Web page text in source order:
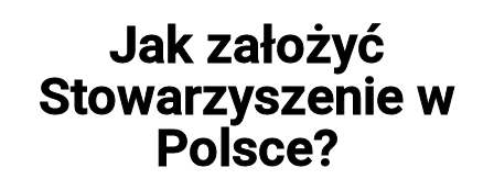
Jak założyć
Stowarzyszenie w
Polsce?